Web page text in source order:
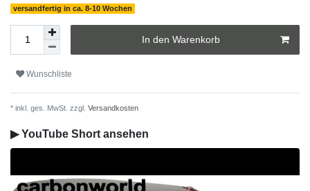
versandfertig in ca. 8-10 Wochen
In den Warenkorb
Wunschliste
* inkl. ges. MwSt. zzgl. Versandkosten
▶ YouTube Short ansehen